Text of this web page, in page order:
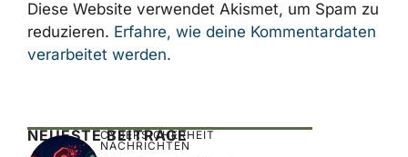
Diese Website verwendet Akismet, um Spam zu
reduzieren. Erfahre, wie deine Kommentardaten
verarbeitet werden.
NEUESTE BEITRÄGE
CYBERSICHERHEIT
NACHRICHTEN